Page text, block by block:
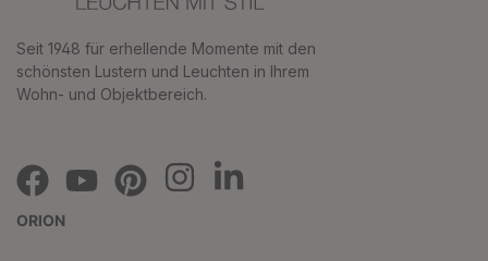
Seit 1948 für erhellende Momente mit den
schönsten Lustern und Leuchten in Ihrem
Wohn- und Objektbereich.
ORION